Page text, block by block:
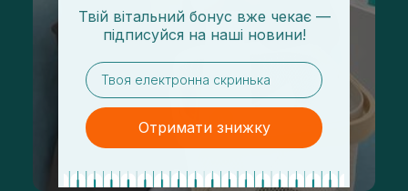
Твій вітальний бонус вже чекає —
підписуйся на наші новини!
email
Отримати знижку